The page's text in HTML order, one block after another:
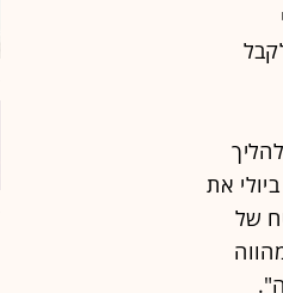
של 10 מיליון שקל להליך
שיסתיים בחורף ויכלול את החלפת הריהוט הכבד וחדרי הרחצה. "פתחנו ב-18 ביולי את
של